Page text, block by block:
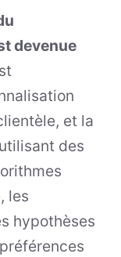
devenue
et la
des
les
hypothèses